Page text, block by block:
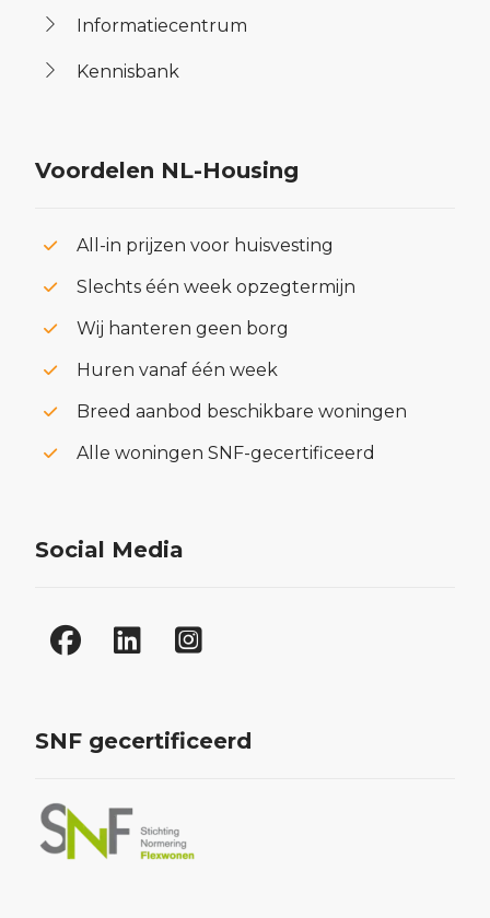
Informatiecentrum
Kennisbank
Voordelen NL-Housing
All-in prijzen voor huisvesting
Slechts één week opzegtermijn
Wij hanteren geen borg
Huren vanaf één week
Breed aanbod beschikbare woningen
Alle woningen SNF-gecertificeerd
Social Media
SNF gecertificeerd